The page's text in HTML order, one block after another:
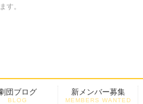
す。
団ブログ
BLOG
新メンバー募集
MEMBERS WANTED